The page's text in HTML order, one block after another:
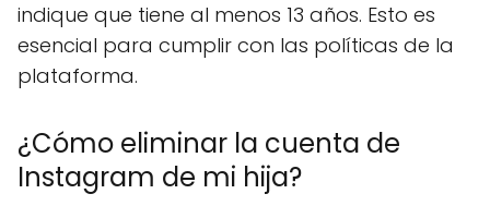
indique que tiene al menos 13 años. Esto es
esencial para cumplir con las políticas de la
plataforma.
¿Cómo eliminar la cuenta de
Instagram de mi hija?